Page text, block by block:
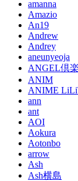
amanna
Amazio
An19
Andrew
Andrey
aneunyeoja
ANGEL倶
ANIM
ANIME
ann
ant
AOI
Aokura
Aotonbo
arrow
Ash
Ash横島